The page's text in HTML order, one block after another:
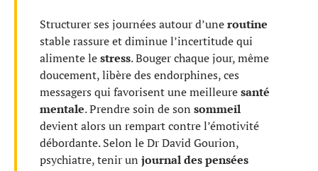
Structurer ses journées autour d’uneroutine
stable rassure et diminue l’incertitude qui
alimente lestress. Bouger chaque jour, même
doucement, libère des endorphines, ces
messagers qui favorisent une meilleuresanté
mentale. Prendre soin de son sommeil
devient alors un rempart contre l’émotivité
débordante. Selon le Dr David Gourion,
psychiatre, tenir un journal des pensées